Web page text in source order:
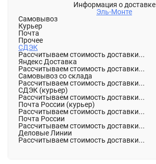
Информация о доставке
Эль-Монте
Самовывоз
Курьер
Почта
Прочее
СДЭК
Рассчитываем стоимость доставки...
Яндекс Доставка
Рассчитываем стоимость доставки...
Самовывоз со склада
Рассчитываем стоимость доставки...
СДЭК (курьер)
Рассчитываем стоимость доставки...
Почта России (курьер)
Рассчитываем стоимость доставки...
Почта России
Рассчитываем стоимость доставки...
Деловые Линии
Рассчитываем стоимость доставки...